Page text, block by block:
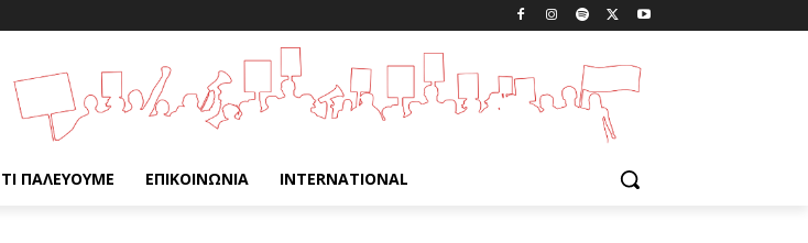
ΤΙ ΠΑΛΕΎΟΥΜΕ ΕΠΙΚΟΙΝΩΝΊΑ INTERNATIONAL